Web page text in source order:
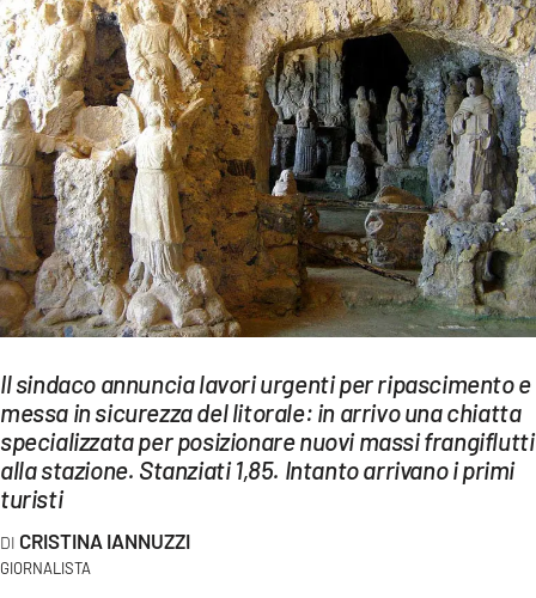
SOCIETÀ
CULTURA
ECONOMIA E LAVORO
EVENTI
SPORT
Streaming
LAC TV
LAC NETWORK
LAC ONAIR
LaC
LACPLAY.IT
Il sindaco annuncia lavori urgenti per ripascimento e
messa in sicurezza del litorale: in arrivo una chiatta
specializzata per posizionare nuovi massi frangiflutti
alla stazione. Stanziati 1,85. Intanto arrivano i primi
turisti
CRISTINA IANNUZZI
GIORNALISTA